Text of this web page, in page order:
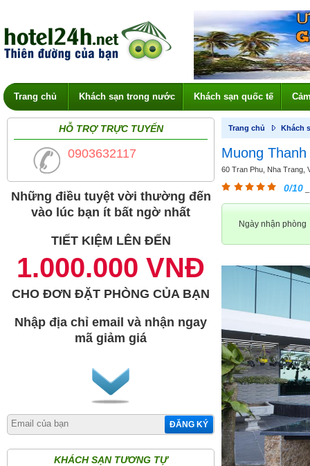
Trang chủ Khách sạn trong nước Khách sạn quốc tế
HỖ TRỢ TRỰC TUYẾN
0903632117
Những điều tuyệt vời thường đến
vào lúc bạn ít bất ngờ nhất
TIẾT KIỆM LÊN ĐẾN
1.000.000 VNĐ
CHO ĐƠN ĐẶT PHÒNG CỦA BẠN
Nhập địa chỉ email và nhận ngay
mã giảm giá
ĐĂNG KÝ
KHÁCH SẠN TƯƠNG TỰ
Trang chủ Khách
Muong
60 Tran Phu, Nha Trang,
0/10
Ngày nhận phòng